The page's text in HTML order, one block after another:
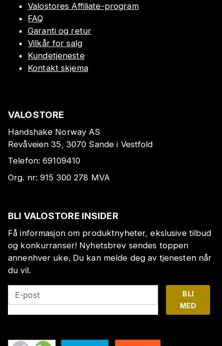
Valostores Affiliate-program
FAQ
Garanti og retur
Vilkår for salg
Kundetjeneste
Kontakt skjema
VALOSTORE
Handshake Norway AS
Revåveien 35, 3070 Sande i Vestfold
Telefon:69109410
Org. nr:915 300 278 MVA
BLI VALOSTORE INSIDER
Få informasjon om produktnyheter, ekslusive tilbud
og konkurranser! Nyhetsbrev sendes toppen
annenhver uke. Du kan melde deg av tjenesten når
du vil.
E-post
BLI
MED